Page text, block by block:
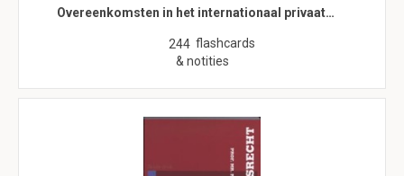
Overeenkomsten in het internationaal privaat…
244 flashcards
& notities